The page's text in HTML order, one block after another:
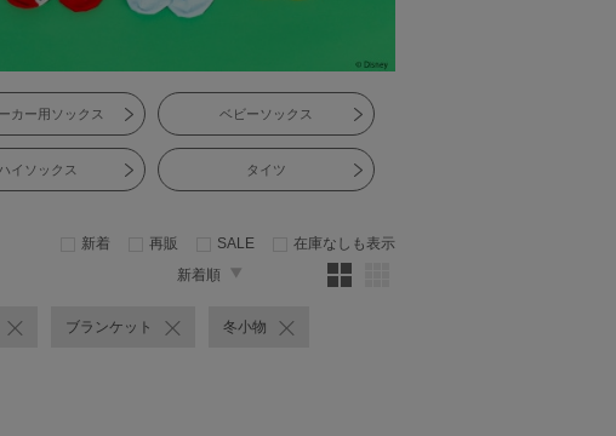
カー用ソックス ベビーソックス
ハイソックス タイツ
新着 再販 SALE
在庫なしも表示
新着順
ブランケット 冬小物